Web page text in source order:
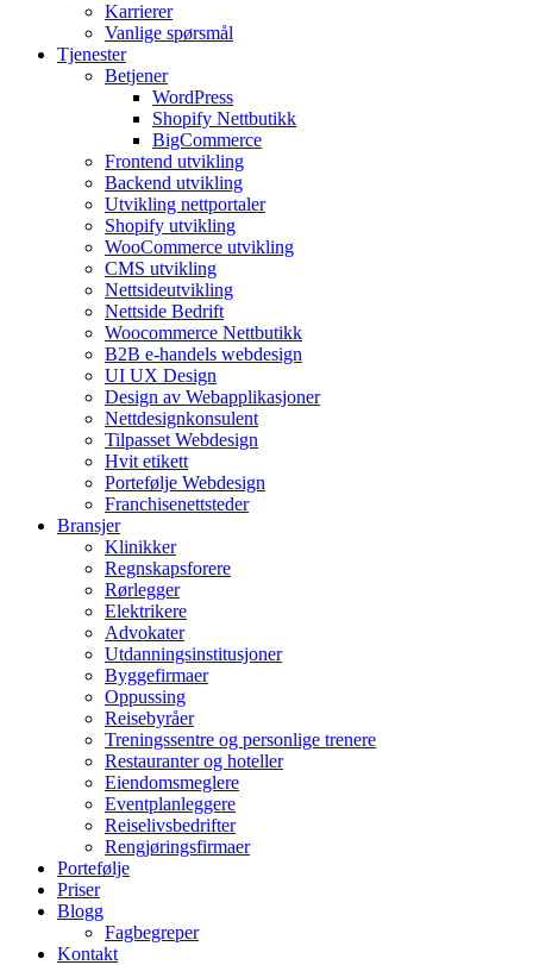
Karrierer
Vanlige spørsmål
Tjenester
Betjener
WordPress
Shopify Nettbutikk
BigCommerce
Frontend utvikling
Backend utvikling
Utvikling nettportaler
Shopify utvikling
WooCommerce utvikling
CMS utvikling
Nettsideutvikling
Nettside Bedrift
Woocommerce Nettbutikk
B2B e-handels webdesign
UI UX Design
Design av Webapplikasjoner
Nettdesignkonsulent
Tilpasset Webdesign
Hvit etikett
Portefølje Webdesign
Franchisenettsteder
Bransjer
Klinikker
Regnskapsforere
Rørlegger
Elektrikere
Advokater
Utdanningsinstitusjoner
Byggefirmaer
Oppussing
Reisebyråer
Treningssentre og personlige trenere
Restauranter og hoteller
Eiendomsmeglere
Eventplanleggere
Reiselivsbedrifter
Rengjøringsfirmaer
Portefølje
Priser
Blogg
Fagbegreper
Kontakt